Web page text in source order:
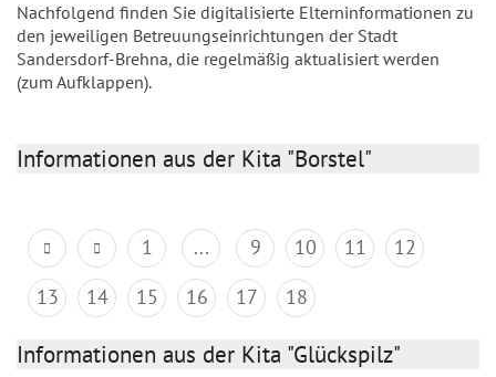
Nachfolgend finden Sie digitalisierte Elterninformationen zu
den jeweiligen Betreuungseinrichtungen der Stadt
Sandersdorf-Brehna, die regelmäßig aktualisiert werden
(zum Aufklappen).
Informationen aus der Kita "Borstel"
1 ... 9 10 11
12
13
14 15 16 17 18
Informationen aus der Kita "Glückspilz"